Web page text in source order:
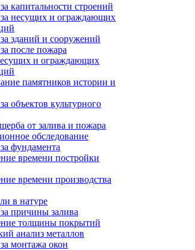
капитальности строений
несущих и ограждающих
зданий и сооружений
после пожара
и ограждающих
памятников истории и
объектов культурного
от залива и пожара
обследование
фундамента
времени постройки
времени производства
в натуре
причины залива
толщины покрытий
анализ металлов
монтажа окон